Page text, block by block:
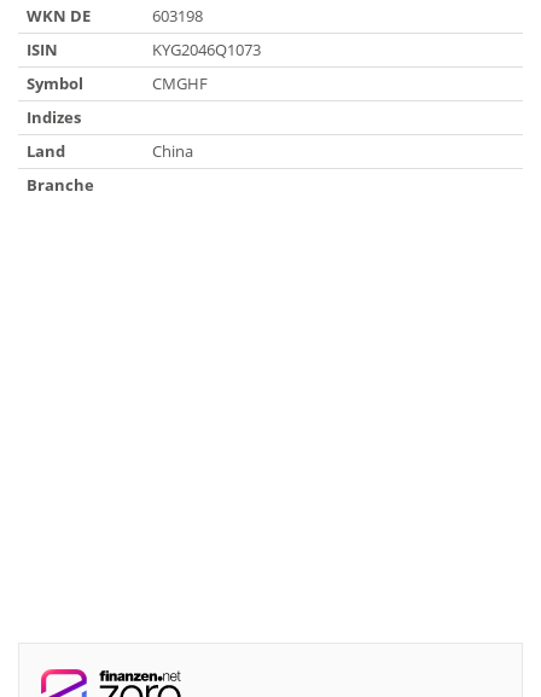
WKN DE
603198
ISIN
KYG2046Q1073
Symbol
CMGHF
Indizes
Land
China
Branche